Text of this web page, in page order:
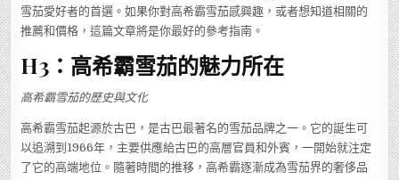
雪茄愛好者的首選。如果你對高希霸雪茄感興趣，或者想知道相關的
推薦和價格，這篇文章將是你最好的參考指南。
H3：高希霸雪茄的魅力所在
高希霸雪茄的歷史與文化
高希霸雪茄起源於古巴，是古巴最著名的雪茄品牌之一。它的誕生可
以追溯到1966年，主要供應給古巴的高層官員和外賓，一開始就注定
了它的高端地位。隨著時間的推移，高希霸逐漸成為雪茄界的奢侈品